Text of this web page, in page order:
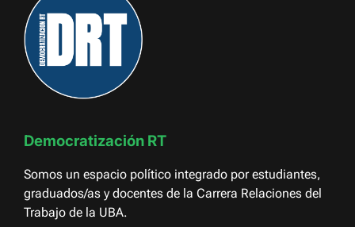
Democratización RT
Somos un espacio político integrado por estudiantes,
graduados/as y docentes de la Carrera Relaciones del
Trabajo de la UBA.